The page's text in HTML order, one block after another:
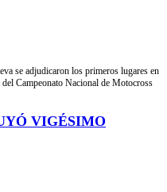
se adjudicaron los primeros lugares en
Campeonato Nacional de Motocross
VIGÉSIMO